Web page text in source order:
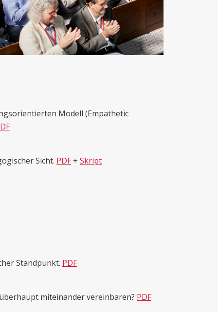
Modell (Empathetic
Sicht. PDF+ Skript
Standpunkt. PDF
miteinander vereinbaren? PDF